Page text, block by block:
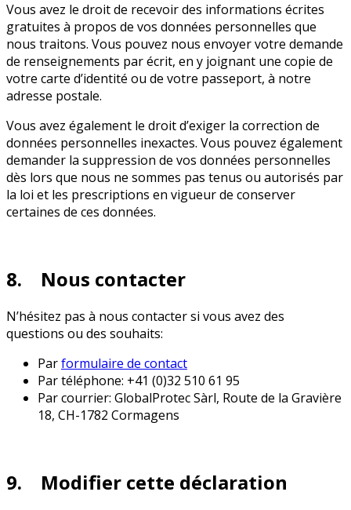
Vous avez le droit de recevoir des informations écrites
gratuites à propos de vos données personnelles que
nous traitons. Vous pouvez nous envoyer votre demande
de renseignements par écrit, en y joignant une copie de
votre carte d’identité ou de votre passeport, à notre
adresse postale.
Vous avez également le droit d’exiger la correction de
données personnelles inexactes. Vous pouvez également
demander la suppression de vos données personnelles
dès lors que nous ne sommes pas tenus ou autorisés par
la loi et les prescriptions en vigueur de conserver
certaines de ces données.
8. Nous contacter
N’hésitez pas à nous contacter si vous avez des
questions ou des souhaits:
Parformulaire de contact
Par téléphone: +41 (0)32 510 61 95
Par courrier: GlobalProtec Sàrl, Route de la Gravière
18, CH-1782 Cormagens
9. Modifier cette déclaration